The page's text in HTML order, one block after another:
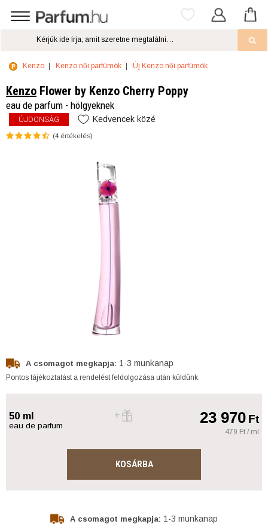
Kenzo Kenzo női parfümök Új Kenzo női parfümök
Kenzo Flower by Kenzo Cherry Poppy
eau de parfum - hölgyeknek
ÚJDONSÁG Kedvencek közé
(4 értékelés)
A csomagot megkapja: 1-3 munkanap
Pontos tájékoztatást a rendelést feldolgozása után küldünk.
50 ml
eau de parfum 23 970Ft
479 Ft / ml
KOSÁRBA
A csomagot megkapja: 1-3 munkanap